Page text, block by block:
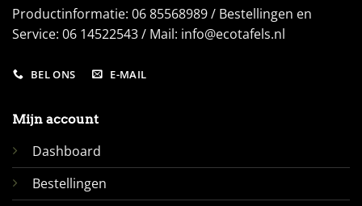
Productinformatie: 06 85568989 / Bestellingen en
Service: 06 14522543 / Mail: info@ecotafels.nl
BEL ONS E-MAIL
Mijn account
Dashboard
Bestellingen